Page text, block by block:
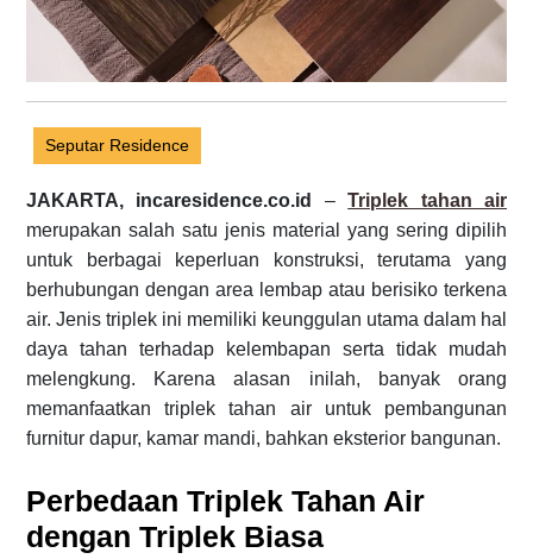
Seputar Residence
JAKARTA, incaresidence.co.id –Triplek tahan air
merupakan salah satu jenis material yang sering dipilih
untuk berbagai keperluan konstruksi, terutama yang
berhubungan dengan area lembap atau berisiko terkena
air. Jenis triplek ini memiliki keunggulan utama dalam hal
daya tahan terhadap kelembapan serta tidak mudah
melengkung. Karena alasan inilah, banyak orang
memanfaatkan triplek tahan air untuk pembangunan
furnitur dapur, kamar mandi, bahkan eksterior bangunan.
Perbedaan Triplek Tahan Air
dengan Triplek Biasa